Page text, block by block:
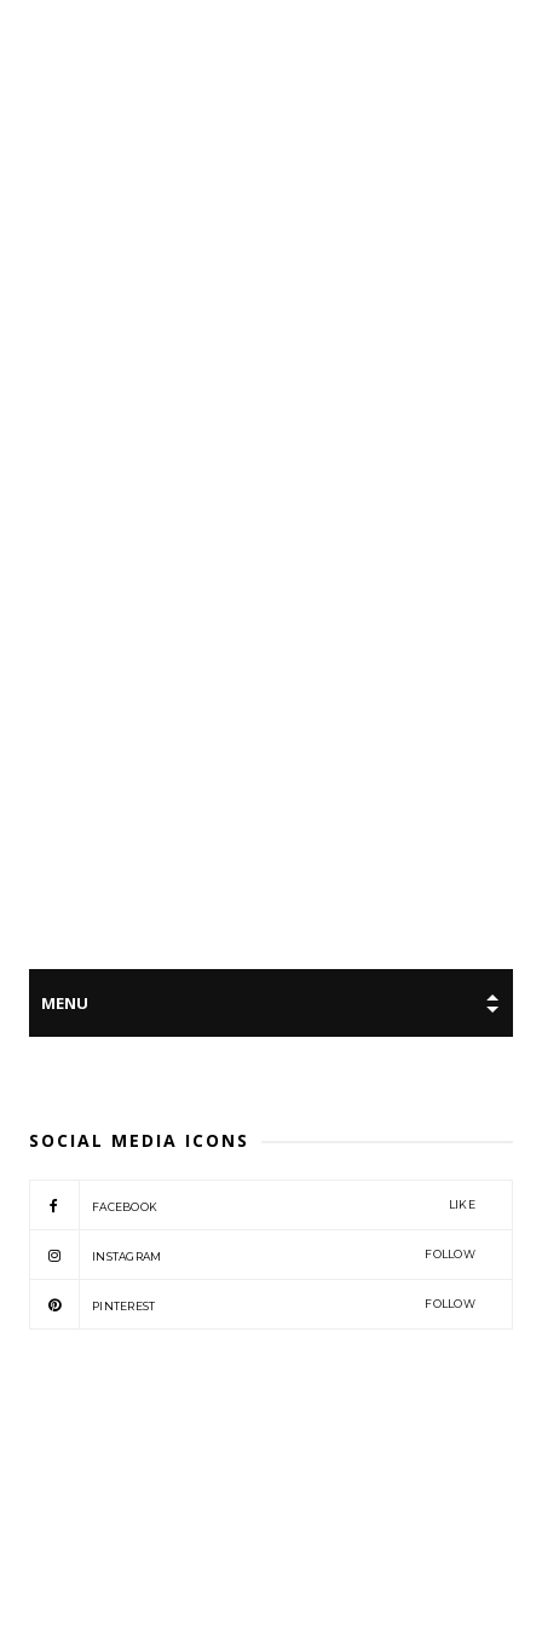
SOCIAL MEDIA ICONS
FACEBOOK LIKE
INSTAGRAM FOLLOW
PINTEREST FOLLOW